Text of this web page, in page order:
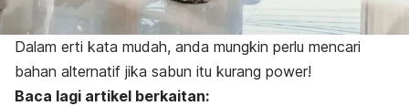
Dalam erti kata mudah, anda mungkin perlu mencari
bahan alternatif jika sabun itu kurang power!
Baca lagi artikel berkaitan: